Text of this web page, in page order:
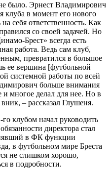
было. Эрнест Владимирович
клуба в момент его нового
себя ответственность. Как
со своей задачей. Но
Брест» всегда есть
работа. Ведь сам клуб,
превратился в большое
ее вершина [футбольной
системной работы по всей
больше внимания
и многое делал для нее. Но в
– рассказал Глушеня.
клубом начал руководить
директора стал
в ФК функции
в футбольном мире Бреста
не слишком хорошо,
в подробности.